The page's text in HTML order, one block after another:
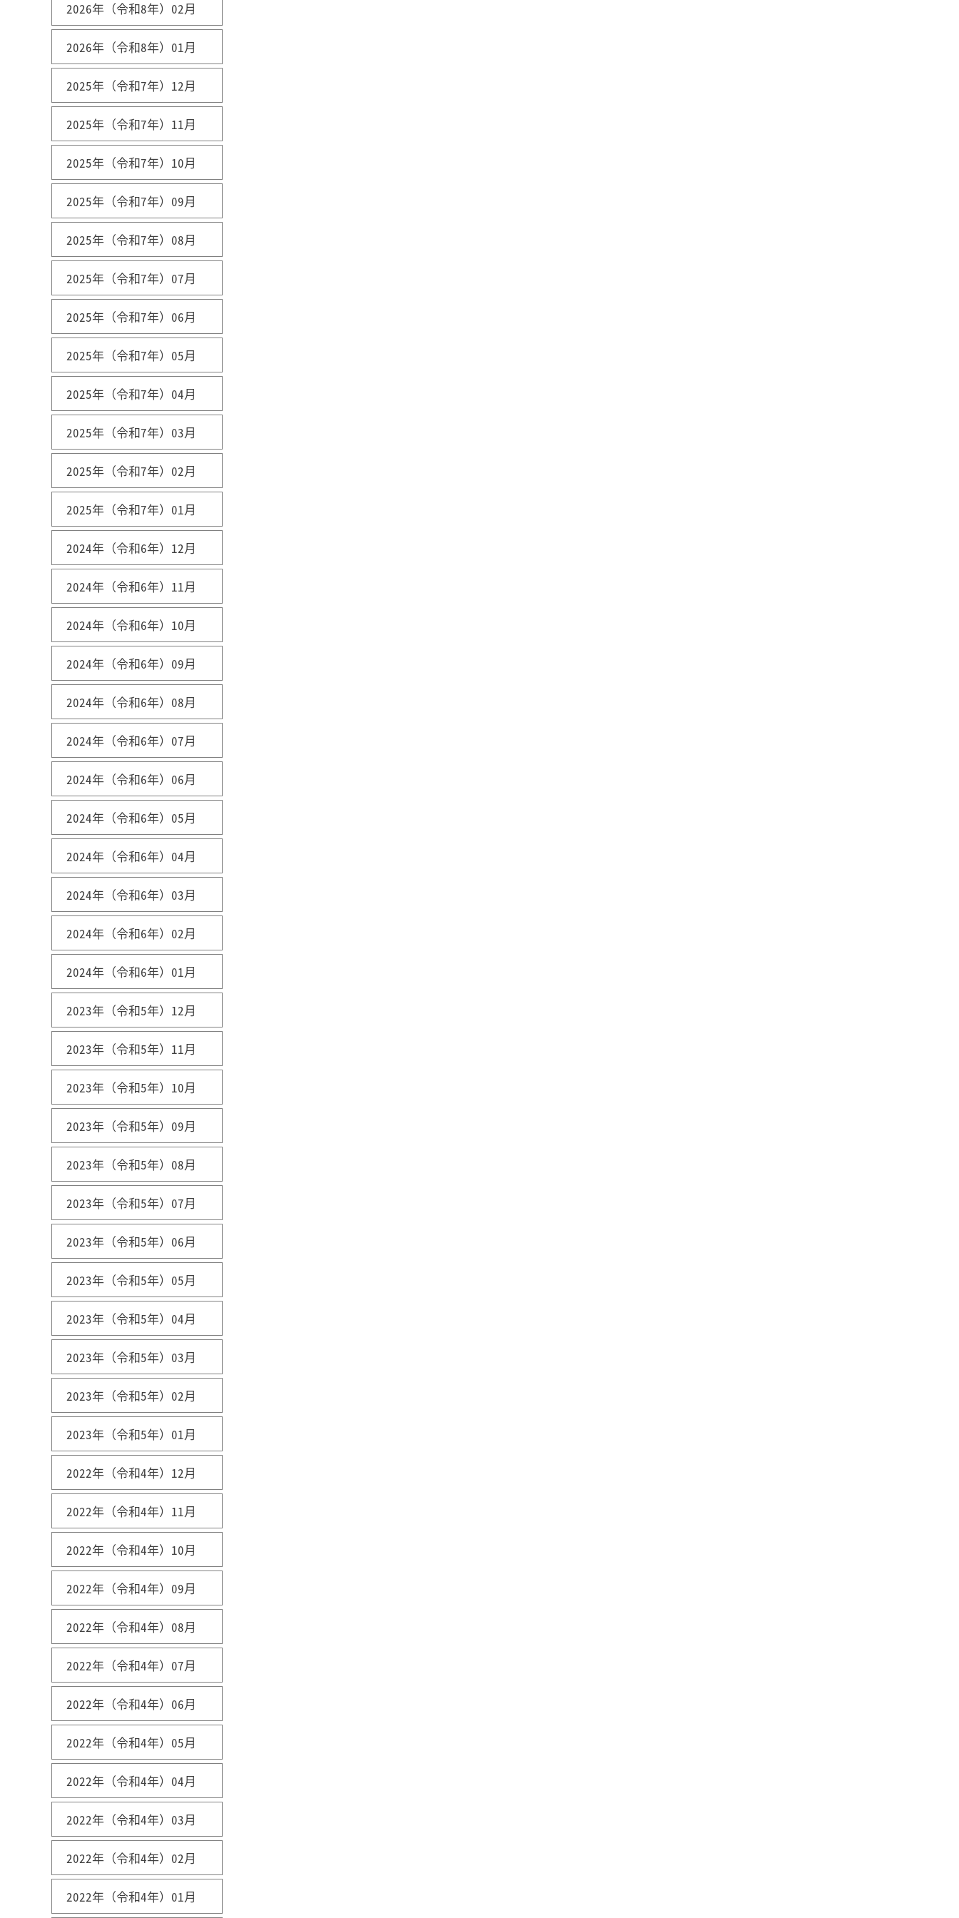
2026年（令和8年）02月
2026年（令和8年）01月
2025年（令和7年）12月
2025年（令和7年）11月
2025年（令和7年）10月
2025年（令和7年）09月
2025年（令和7年）08月
2025年（令和7年）07月
2025年（令和7年）06月
2025年（令和7年）05月
2025年（令和7年）04月
2025年（令和7年）03月
2025年（令和7年）02月
2025年（令和7年）01月
2024年（令和6年）12月
2024年（令和6年）11月
2024年（令和6年）10月
2024年（令和6年）09月
2024年（令和6年）08月
2024年（令和6年）07月
2024年（令和6年）06月
2024年（令和6年）05月
2024年（令和6年）04月
2024年（令和6年）03月
2024年（令和6年）02月
2024年（令和6年）01月
2023年（令和5年）12月
2023年（令和5年）11月
2023年（令和5年）10月
2023年（令和5年）09月
2023年（令和5年）08月
2023年（令和5年）07月
2023年（令和5年）06月
2023年（令和5年）05月
2023年（令和5年）04月
2023年（令和5年）03月
2023年（令和5年）02月
2023年（令和5年）01月
2022年（令和4年）12月
2022年（令和4年）11月
2022年（令和4年）10月
2022年（令和4年）09月
2022年（令和4年）08月
2022年（令和4年）07月
2022年（令和4年）06月
2022年（令和4年）05月
2022年（令和4年）04月
2022年（令和4年）03月
2022年（令和4年）02月
2022年（令和4年）01月